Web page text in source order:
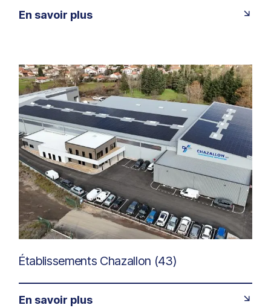
En savoir plus
Établissements Chazallon (43)
En savoir plus